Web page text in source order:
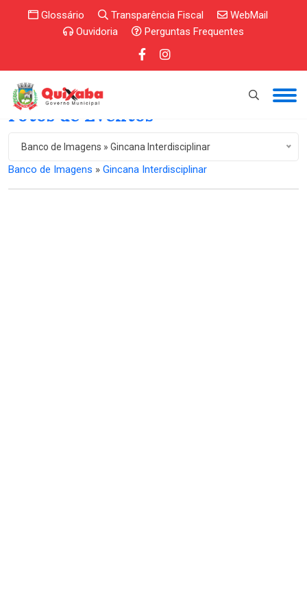
Glossário Transparência Fiscal
WebMail
Ouvidoria
Perguntas Frequentes
Fotos de Eventos
Banco de Imagens » Gincana Interdisciplinar
Banco de Imagens » Gincana Interdisciplinar